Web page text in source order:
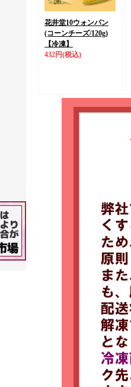
花井堂10ウォンパン
(コーンチーズ/120g)
【冷凍】
432円(税込)